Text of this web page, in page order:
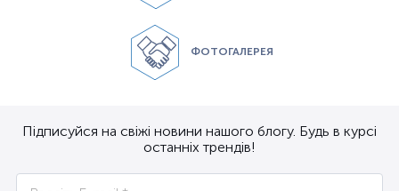
ФОТОГАЛЕРЕЯ
Підписуйся на свіжі новини нашого блогу. Будь в курсі
останніх трендів!